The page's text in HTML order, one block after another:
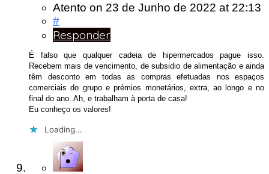
Atento on 23 de Junho de 2022 at 22:13
#
Responder
É falso que qualquer cadeia de hipermercados pague isso.
Recebem mais de vencimento, de subsidio de alimentação e ainda
têm desconto em todas as compras efetuadas nos espaços
comerciais do grupo e prémios monetários, extra, ao longo e no
final do ano. Ah, e trabalham à porta de casa!
Eu conheço os valores!
Loading...